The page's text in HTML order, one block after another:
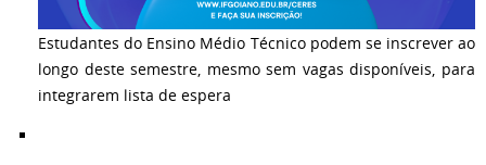
Estudantes do Ensino Médio Técnico podem se inscrever ao
longo deste semestre, mesmo sem vagas disponíveis, para
integrarem lista de espera